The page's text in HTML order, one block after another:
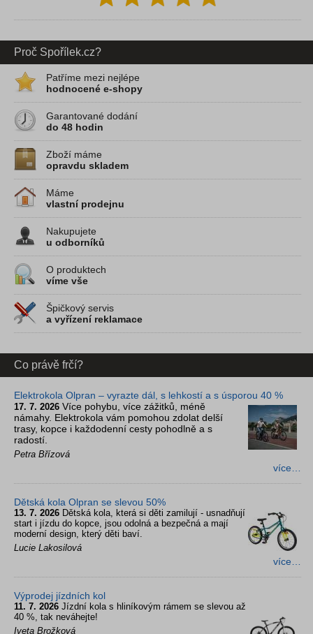
Proč Spořílek.cz?
Patříme mezi nejlépe
hodnocené e-shopy
Garantované dodání
do 48 hodin
Zboží máme
opravdu skladem
Máme
vlastní prodejnu
Nakupujete
u odborníků
O produktech
víme vše
Špičkový servis
a vyřízení reklamace
Co právě frčí?
Elektrokola Olpran – vyrazte dál, s lehkostí a s úsporou 40 %
17. 7. 2026 Více pohybu, více zážitků, méně
námahy. Elektrokola vám pomohou zdolat delší
trasy, kopce i každodenní cesty pohodlně a s
radostí.
Petra Břízová
více…
Dětská kola Olpran se slevou 50%
13. 7. 2026 Dětská kola, která si děti zamilují - usnadňují
start i jízdu do kopce, jsou odolná a bezpečná a mají
moderní design, který děti baví.
Lucie Lakosilová
více…
Výprodej jízdních kol
11. 7. 2026 Jízdní kola s hliníkovým rámem se slevou až
40 %, tak neváhejte!
Iveta Brožková